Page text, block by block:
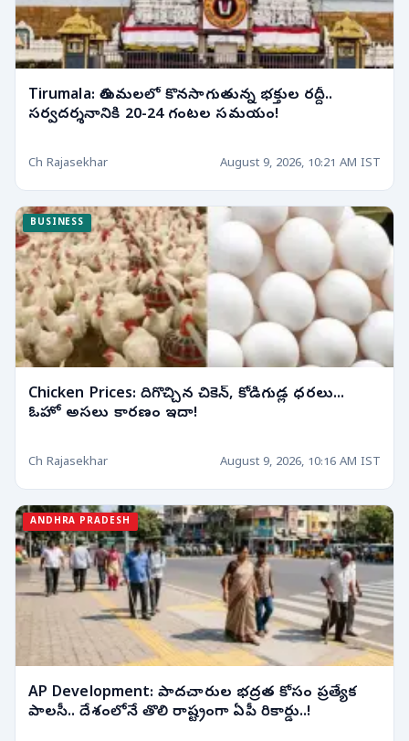
Tirumala: తిరుమలలో కొనసాగుతున్న భక్తుల రద్దీ..
సర్వదర్శనానికి 20-24 గంటల సమయం!
Ch Rajasekhar August 9, 2026, 10:21 AM IST
BUSINESS
Chicken Prices: దిగొచ్చిన చికెన్, కోడిగుడ్ల ధరలు...
ఓహో అసలు కారణం ఇదా!
Ch Rajasekhar August 9, 2026, 10:16 AM IST
ANDHRA PRADESH
AP Development: పాదచారుల భద్రత కోసం ప్రత్యేక
పాలసీ.. దేశంలోనే తొలి రాష్ట్రంగా ఏపీ రికార్డు..!